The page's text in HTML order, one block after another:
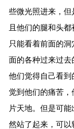
些微光照进来，
且他们的腿和头
只能看着前面的
面的各种过来过去
他们觉得自己看
觉到他们的痛苦
片天地。但是可
然站了起来，可以